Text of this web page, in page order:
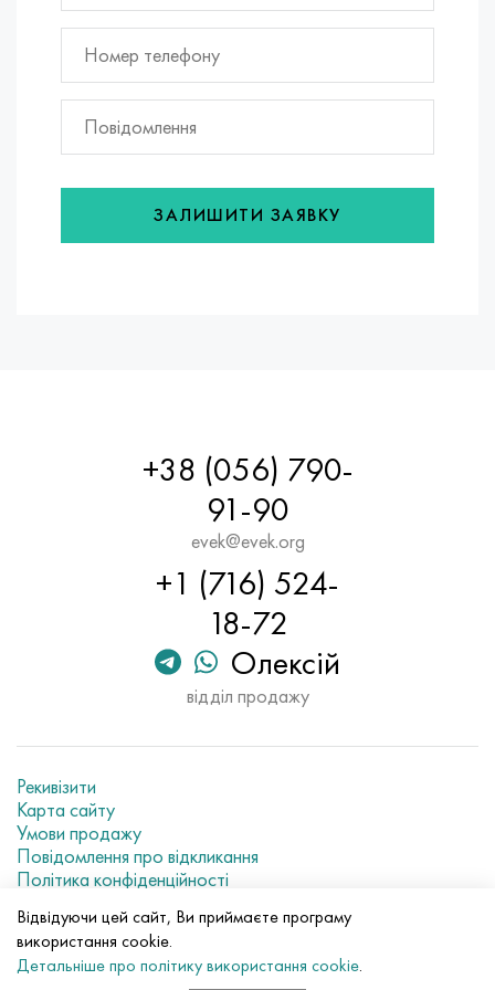
ЗАЛИШИТИ ЗАЯВКУ
+38 (056) 790-
91-90
evek@evek.org
+1 (716) 524-
18-72
Олексій
відділ продажу
Рекивізити
Карта сайту
Умови продажу
Повідомлення про відкликання
Політика конфіденційності
© 2007–2026 «Evek GmbH»
Використання матеріалів сайту без прямого посилання
Відвідуючи цей сайт, Ви приймаєте програму
використання cookie.
Детальніше про політику використання cookie.